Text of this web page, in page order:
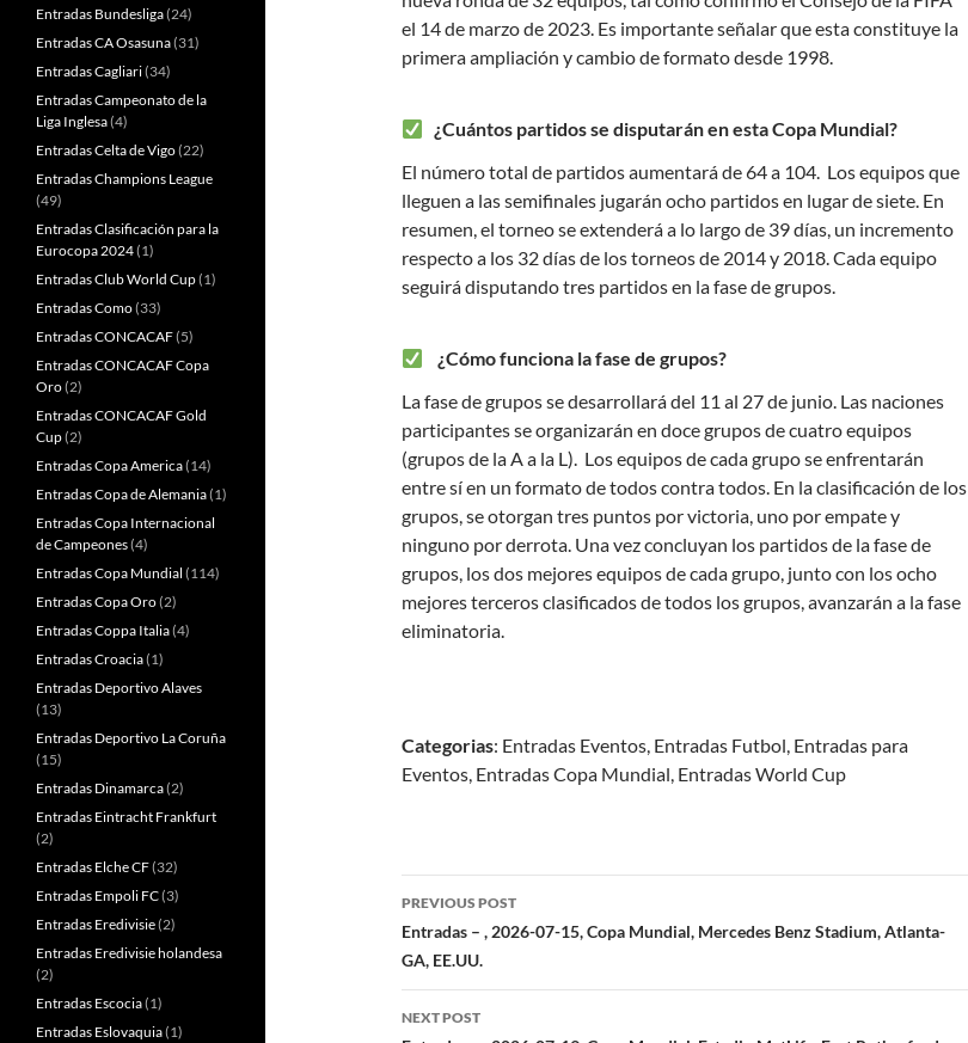
el 14 de marzo de 2023. Es importante señalar que esta constituye la
primera ampliación y cambio de formato desde 1998.
¿Cuántos partidos se disputarán en esta Copa Mundial?
El número total de partidos aumentará de 64 a 104. Los equipos que
lleguen a las semifinales jugarán ocho partidos en lugar de siete. En
resumen, el torneo se extenderá a lo largo de 39 días, un incremento
respecto a los 32 días de los torneos de 2014 y 2018. Cada equipo
seguirá disputando tres partidos en la fase de grupos.
¿Cómo funciona la fase de grupos?
La fase de grupos se desarrollará del 11 al 27 de junio. Las naciones
participantes se organizarán en doce grupos de cuatro equipos
(grupos de la A a la L). Los equipos de cada grupo se enfrentarán
entre sí en un formato de todos contra todos. En la clasificación de los
grupos, se otorgan tres puntos por victoria, uno por empate y
ninguno por derrota. Una vez concluyan los partidos de la fase de
grupos, los dos mejores equipos de cada grupo, junto con los ocho
mejores terceros clasificados de todos los grupos, avanzarán a la fase
eliminatoria.
Categorias: Entradas Eventos, Entradas Futbol, Entradas para
Eventos, Entradas Copa Mundial, Entradas World Cup
Post
navigation
PREVIOUS POST
Entradas – , 2026-07-15, Copa Mundial, Mercedes Benz Stadium, Atlanta-
GA, EE.UU.
NEXT POST
Entradas Bundesliga(24)
Entradas CA Osasuna(31)
Entradas Cagliari(34)
Entradas Campeonato de la
Liga Inglesa(4)
Entradas Celta de Vigo(22)
Entradas Champions League
(49)
Entradas Clasificación para la
Eurocopa 2024(1)
Entradas Club World Cup(1)
Entradas Como(33)
Entradas CONCACAF(5)
Entradas CONCACAF Copa
Oro(2)
Entradas CONCACAF Gold
Cup(2)
Entradas Copa America(14)
Entradas Copa de Alemania(1)
Entradas Copa Internacional
de Campeones(4)
Entradas Copa Mundial (114)
Entradas Copa Oro(2)
Entradas Coppa Italia(4)
Entradas Croacia(1)
Entradas Deportivo Alaves
(13)
Entradas Deportivo La Coruña
(15)
Entradas Dinamarca(2)
Entradas Eintracht Frankfurt
(2)
Entradas Elche CF(32)
Entradas Empoli FC(3)
Entradas Eredivisie(2)
Entradas Eredivisie holandesa
(2)
Entradas Escocia(1)
Entradas Eslovaquia(1)